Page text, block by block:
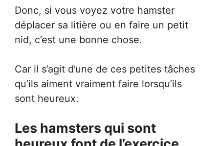
Donc, si vous voyez votre hamster
déplacer sa litière ou en faire un petit
nid, c’est une bonne chose.
Car il s’agit d’une de ces petites tâches
qu’ils aiment vraiment faire lorsqu’ils
sont heureux.
Les hamsters qui sont